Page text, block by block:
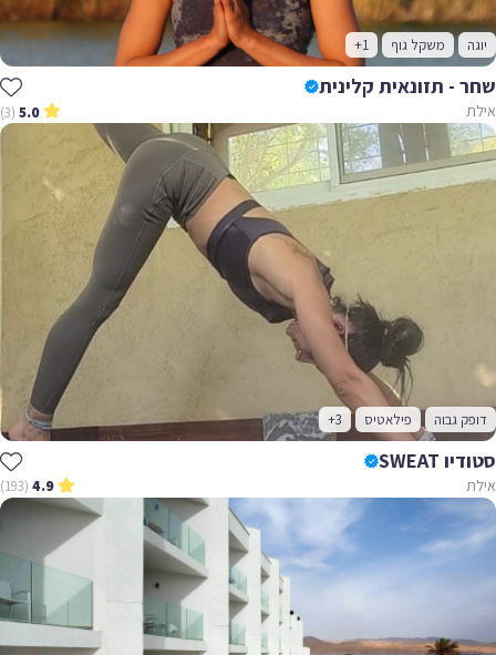
יוגה משקל גוף +1
שחר - תזונאית קלינית
אילת 5.0
(3)
דופק גבוה פילאטיס +3
סטודיו SWEAT
אילת 4.9
(193)